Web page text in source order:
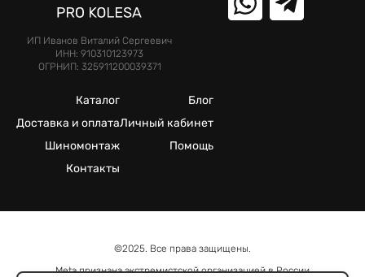
ИП Иванов Виталий Сергеевич
ИНН: 910310123973
ОГРНИП: 325911200039371
Каталог
Доставка и оплата
Шиномонтаж
Контакты
Блог
Личный кабинет
Помощь
©2025. Все права защищены.
Meta признана экстремистcкой организацией в России